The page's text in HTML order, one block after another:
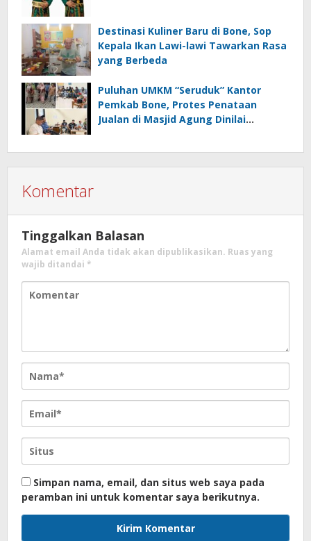
Destinasi Kuliner Baru di Bone, Sop
Kepala Ikan Lawi-lawi Tawarkan Rasa
yang Berbeda
Puluhan UMKM “Seruduk” Kantor
Pemkab Bone, Protes Penataan
Jualan di Masjid Agung Dinilai
Komentar
Tinggalkan Balasan
Alamat email Anda tidak akan dipublikasikan. Ruas yang
wajib ditandai *
Simpan nama, email, dan situs web saya pada
peramban ini untuk komentar saya berikutnya.